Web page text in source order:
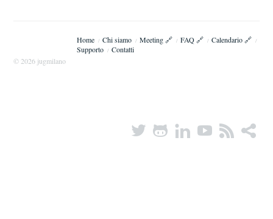
Home / Chi siamo / Meeting 🔗 / FAQ 🔗 / Calendario 🔗 /
Supporto / Contatti
© 2026 jugmilano
Twitter Octocat LinkedIn YouTube RSS share